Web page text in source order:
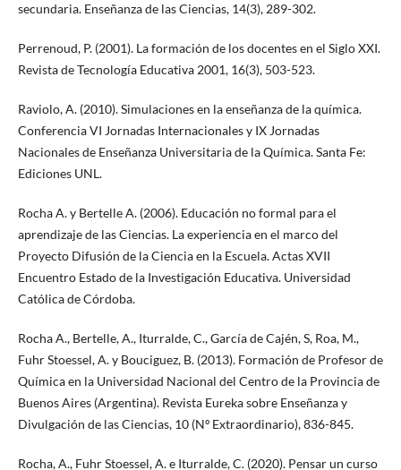
secundaria. Enseñanza de las Ciencias, 14(3), 289-302.
Perrenoud, P. (2001). La formación de los docentes en el Siglo XXI.
Revista de Tecnología Educativa 2001, 16(3), 503-523.
Raviolo, A. (2010). Simulaciones en la enseñanza de la química.
Conferencia VI Jornadas Internacionales y IX Jornadas
Nacionales de Enseñanza Universitaria de la Química. Santa Fe:
Ediciones UNL.
Rocha A. y Bertelle A. (2006). Educación no formal para el
aprendizaje de las Ciencias. La experiencia en el marco del
Proyecto Difusión de la Ciencia en la Escuela. Actas XVII
Encuentro Estado de la Investigación Educativa. Universidad
Católica de Córdoba.
Rocha A., Bertelle, A., Iturralde, C., García de Cajén, S, Roa, M.,
Fuhr Stoessel, A. y Bouciguez, B. (2013). Formación de Profesor de
Química en la Universidad Nacional del Centro de la Provincia de
Buenos Aires (Argentina). Revista Eureka sobre Enseñanza y
Divulgación de las Ciencias, 10 (Nº Extraordinario), 836-845.
Rocha, A., Fuhr Stoessel, A. e Iturralde, C. (2020). Pensar un curso